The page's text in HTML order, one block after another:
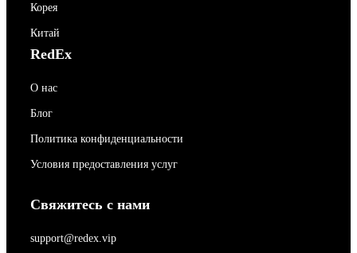
Корея
Китай
RedEx
О нас
Блог
Политика конфиденциальности
Условия предоставления услуг
Свяжитесь с нами
support@redex.vip